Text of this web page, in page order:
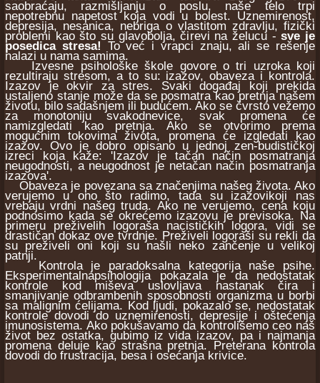
saobraćaju, razmišljanju o poslu, naše telo trpi
nepotrebnu napetost koja vodi u bolest. Uznemirenost,
depresija, nesanica, nebriga o vlastitom zdravlju, fizički
problemi kao što su glavobolja, čirevi na želucu -sve je
posedica stresa! To već i vrapci znaju, ali se rešenje
nalazi u nama samima.
Izvesne psihološke škole govore o tri uzroka koji
rezultiraju stresom, a to su: izazov, obaveza i kontrola.
Izazov je okvir za stres. Svaki događaj koji prekida
ustaljeno stanje može da se posmatra kao pretnja našem
životu, bilo sadašnjem ili budućem. Ako se čvrsto vežemo
za monotoniju svakodnevice, svak promena će
namizgledati kao pretnja. Ako se otvorimo prema
mogućnim tokovima života, promena će izgledati kao
izazov. Ovo je dobro opisano u jednoj zen-budističkoj
izreci koja kaže: 'Izazov je tačan način posmatranja
neugodnosti, a neugodnost je netačan način posmatranja
izazova'.
Obaveza je povezana sa značenjima našeg života. Ako
verujemo u ono što radimo, tada su izazovikoji nas
vrebaju vrdni našeg truda. Ako ne verujemo, cena koju
podnosimo kada se okrećemo izazovu je previsoka. Na
primeru preživelih logoraša nacističkih logora, vidi se
drastičan dokaz ove tvrdnje. Preživeli logoraši su rekli da
su preživeli oni koji su našli neko zančenje u velikoj
patnji.
Kontrola je paradoksalna kategorija naše psihe.
Eksperimentalnapsihologija pokazala je da nedostatak
kontrole kod miševa uslovljava nastanak čira i
smanjivanje odbrambenih sposobnosti organizma u borbi
sa malignim ćelijama. Kod ljudi, pokazalo se, nedostatak
kontrole dovodi do uznemirenosti, depresije i oštećenja
imunosistema. Ako pokušavamo da kontrolišemo ceo naš
život bez ostatka, gubimo iz vida izazov, pa i najmanja
promena deluje kao strašna pretnja. Preterana kontrola
dovodi do frustracija, besa i osećanja krivice.